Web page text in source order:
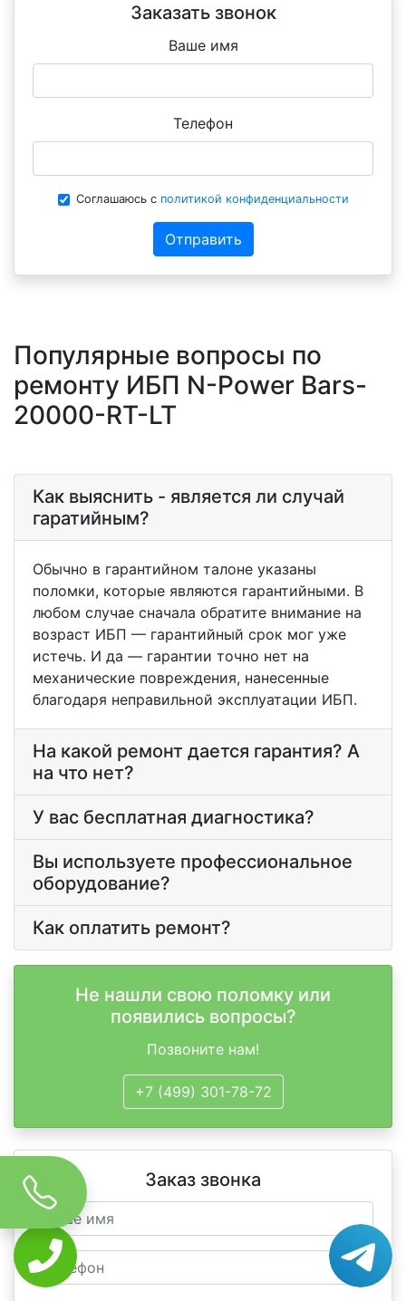
Заказать звонок
Ваше имя
Телефон
Соглашаюсь с политикой конфиденциальности
Отправить
Популярные вопросы по
ремонту ИБП N-Power Bars-
20000-RT-LT
Как выяснить - является ли случай
гаратийным?
Обычно в гарантийном талоне указаны
поломки, которые являются гарантийными. В
любом случае сначала обратите внимание на
возраст ИБП — гарантийный срок мог уже
истечь. И да — гарантии точно нет на
механические повреждения, нанесенные
благодаря неправильной эксплуатации ИБП.
На какой ремонт дается гарантия? А
на что нет?
У вас бесплатная диагностика?
Вы используете профессиональное
оборудование?
Как оплатить ремонт?
Не нашли свою поломку или
появились вопросы?
Позвоните нам!
+7 (499) 301-78-72
Заказ звонка